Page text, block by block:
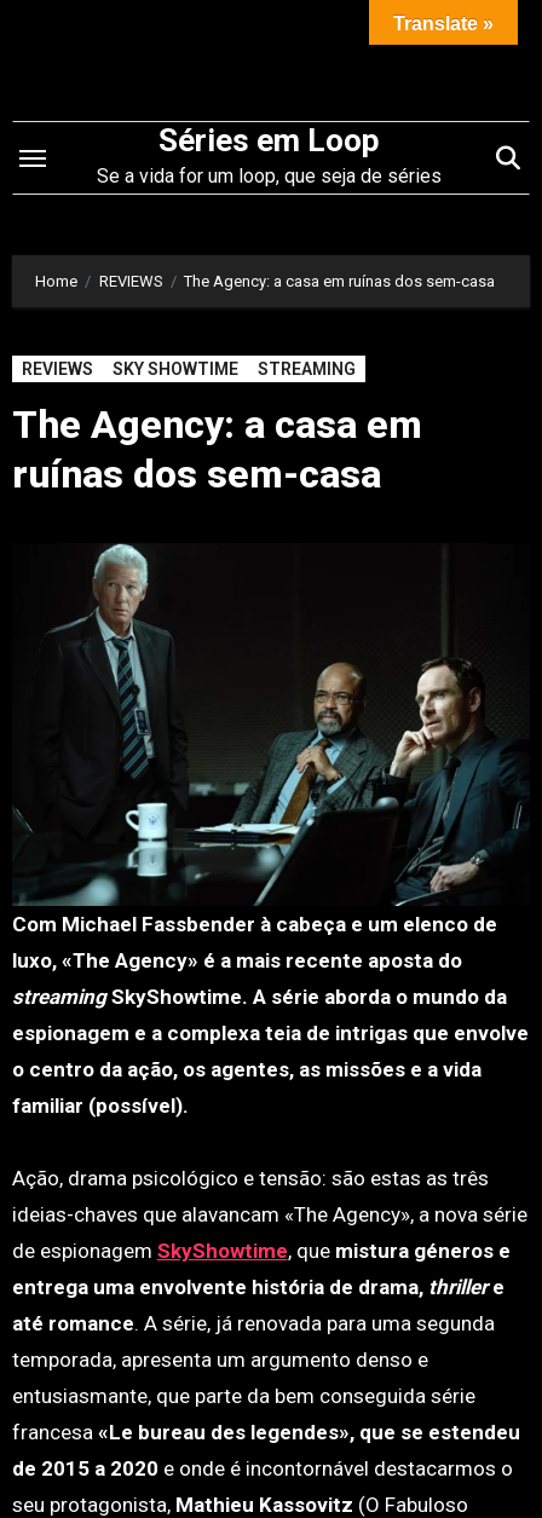
conteúdo
Séries em Loop
Se a vida for um loop, que seja de séries
Home REVIEWS The Agency: a casa em ruínas dos sem-casa
REVIEWS SKY SHOWTIME STREAMING
The Agency: a casa em
ruínas dos sem-casa
Com Michael Fassbender à cabeça e um elenco de
luxo, «The Agency» é a mais recente aposta do
streamingSkyShowtime. A série aborda o mundo da
espionagem e a complexa teia de intrigas que envolve
o centro da ação, os agentes, as missões e a vida
familiar (possível).
Ação, drama psicológico e tensão: são estas as três
ideias-chaves que alavancam «The Agency», a nova série
de espionagem SkyShowtime, que mistura géneros e
entrega uma envolvente história de drama, thrillere
até romance. A série, já renovada para uma segunda
temporada, apresenta um argumento denso e
entusiasmante, que parte da bem conseguida série
francesa «Le bureau des legendes», que se estendeu
de 2015 a 2020 e onde é incontornável destacarmos o
seu protagonista, Mathieu Kassovitz (O Fabuloso
Translate »